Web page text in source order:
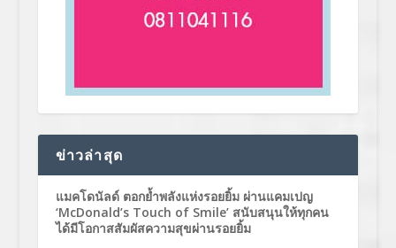
ข่าวล่าสุด
แมคโดนัลด์ ตอกย้ำพลังแห่งรอยยิ้ม ผ่านแคมเปญ
‘McDonald’s Touch of Smile’ สนับสนุนให้ทุกคน
ได้มีโอกาสสัมผัสความสุขผ่านรอยยิ้ม